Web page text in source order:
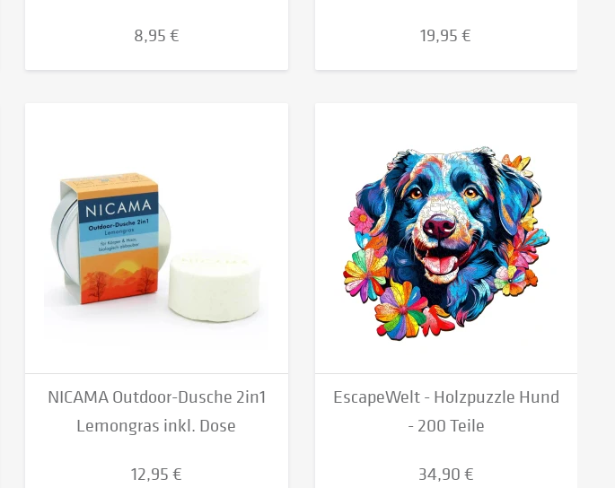
8,95 € 19,95 €
NICAMA Outdoor-Dusche 2in1
Lemongras inkl. Dose
12,95 €
EscapeWelt - Holzpuzzle Hund
- 200 Teile
34,90 €